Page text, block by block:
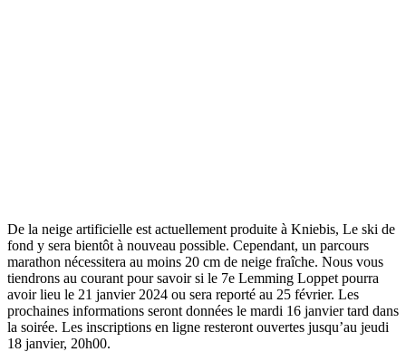
De la neige artificielle est actuellement produite à Kniebis, Le ski de
fond y sera bientôt à nouveau possible. Cependant, un parcours
marathon nécessitera au moins 20 cm de neige fraîche. Nous vous
tiendrons au courant pour savoir si le 7e Lemming Loppet pourra
avoir lieu le 21 janvier 2024 ou sera reporté au 25 février. Les
prochaines informations seront données le mardi 16 janvier tard dans
la soirée. Les inscriptions en ligne resteront ouvertes jusqu’au jeudi
18 janvier, 20h00.